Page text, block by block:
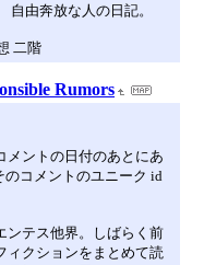
自由奔放な人の日記。
二階
Rumors
メントの日付のあとにあ
コメントのユニーク id
ンテス他界。しばらく前
ィクションをまとめて読